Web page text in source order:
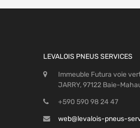
LEVALOIS PNEUS SERVICES
Immeuble Futura voie
JARRY, 97122 Baie-
+590 590 98 24 47
web@levalois-pneus-